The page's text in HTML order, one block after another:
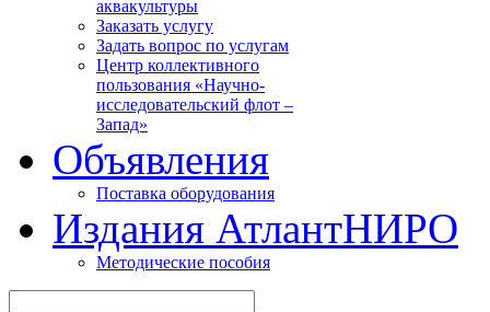
аквакультуры
Заказать услугу
Задать вопрос по услугам
Центр коллективного
пользования «Научно-
исследовательский флот –
Запад»
Объявления
Поставка оборудования
Издания АтлантНИРО
Методические пособия